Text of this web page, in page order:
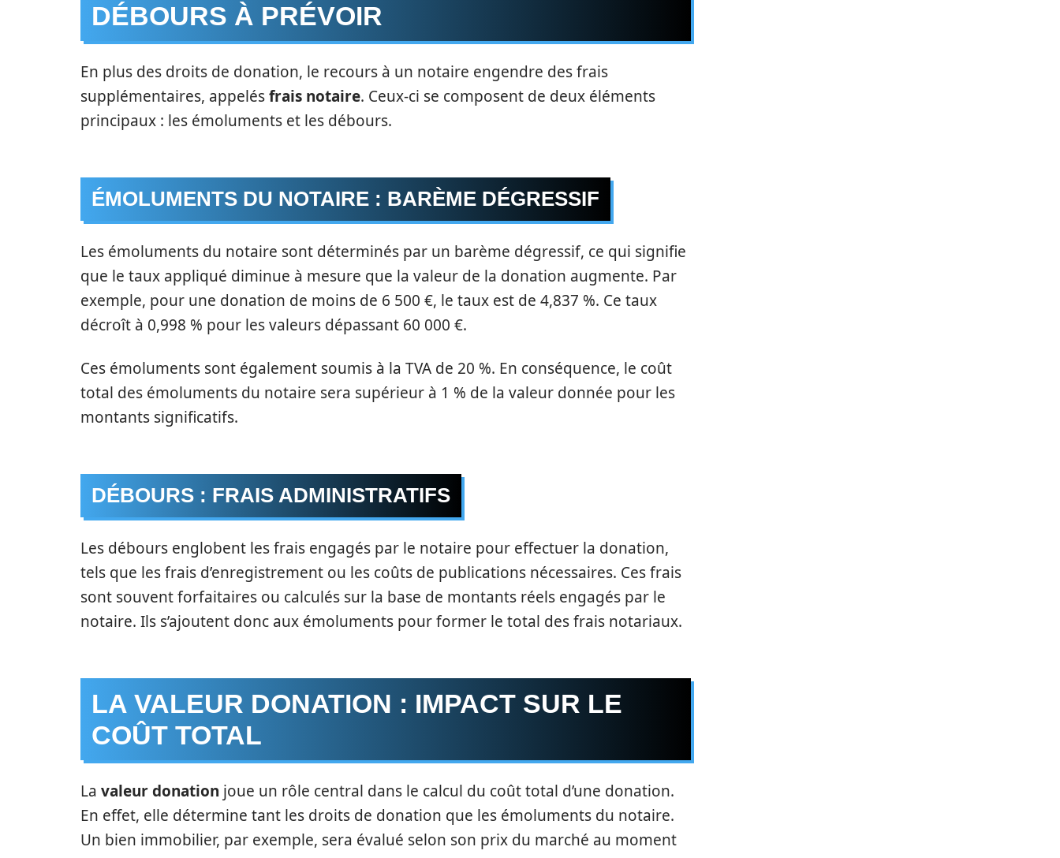
DÉBOURS À PRÉVOIR
En plus des droits de donation, le recours à un notaire engendre des frais
supplémentaires, appelésfrais notaire. Ceux-ci se composent de deux éléments
principaux : les émoluments et les débours.
ÉMOLUMENTS DU NOTAIRE : BARÈME DÉGRESSIF
Les émoluments du notaire sont déterminés par un barème dégressif, ce qui signifie
que le taux appliqué diminue à mesure que la valeur de la donation augmente. Par
exemple, pour une donation de moins de 6 500 €, le taux est de 4,837 %. Ce taux
décroît à 0,998 % pour les valeurs dépassant 60 000 €.
Ces émoluments sont également soumis à la TVA de 20 %. En conséquence, le coût
total des émoluments du notaire sera supérieur à 1 % de la valeur donnée pour les
montants significatifs.
DÉBOURS : FRAIS ADMINISTRATIFS
Les débours englobent les frais engagés par le notaire pour effectuer la donation,
tels que les frais d’enregistrement ou les coûts de publications nécessaires. Ces frais
sont souvent forfaitaires ou calculés sur la base de montants réels engagés par le
notaire. Ils s’ajoutent donc aux émoluments pour former le total des frais notariaux.
LA VALEUR DONATION : IMPACT SUR LE
COÛT TOTAL
La valeur donation joue un rôle central dans le calcul du coût total d’une donation.
En effet, elle détermine tant les droits de donation que les émoluments du notaire.
Un bien immobilier, par exemple, sera évalué selon son prix du marché au moment